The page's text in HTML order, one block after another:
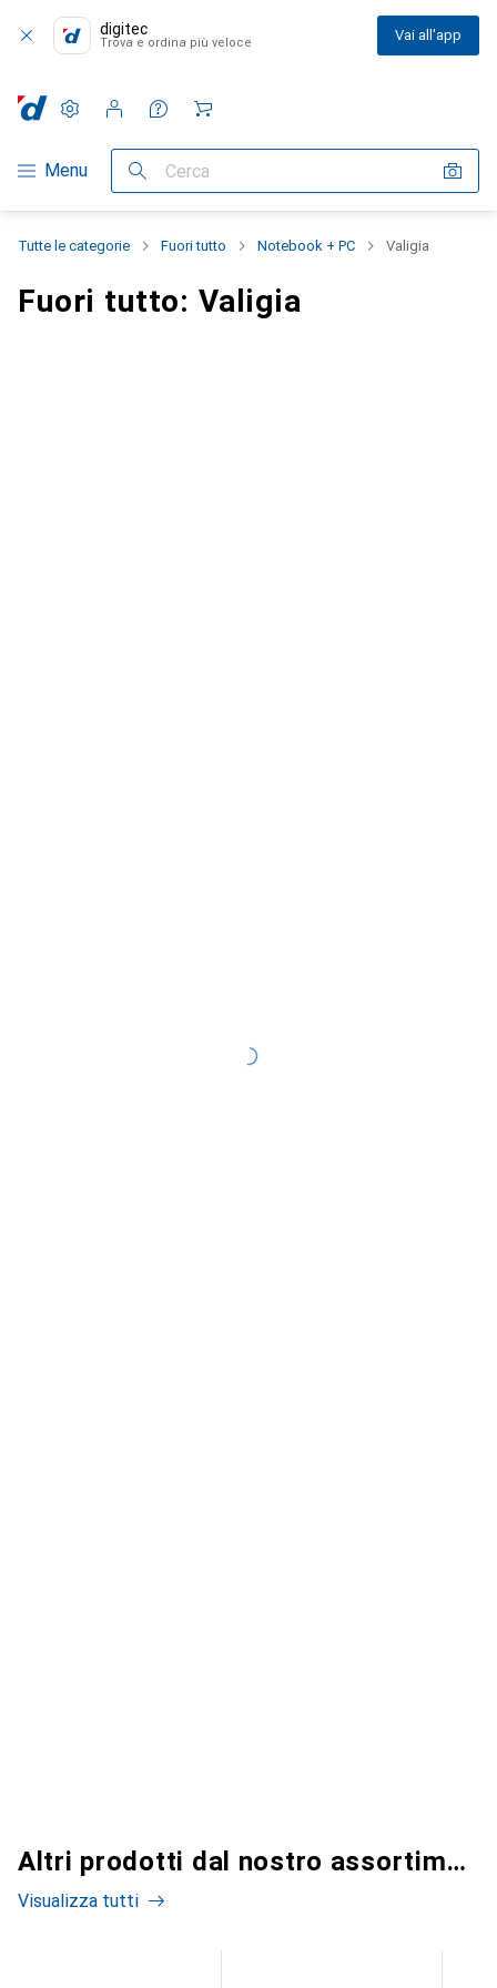
digitec
Trova e ordina più veloce Vai all'app
Categoria Navigazione
Menu Cerca
Impostazioni
Conto cliente
Liste di confronto
Liste dei desideri
Carrello
Tutte le categorie Fuori tutto Notebook + PC Valigia
Fuori tutto: Valigia
Altri prodotti dal nostro assortimento
Visualizza tutti